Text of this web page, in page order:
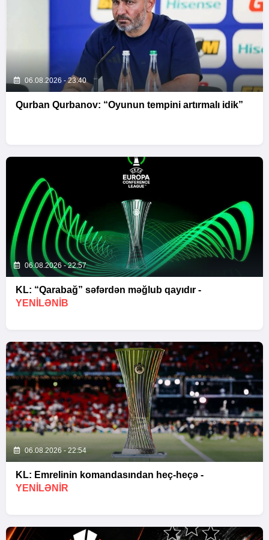
06.08.2026 - 23:40
Qurban Qurbanov: “Oyunun tempini artırmalı idik”
06.08.2026 - 22:57
KL: “Qarabağ” səfərdən məğlub qayıdır -
YENİLƏNİB
06.08.2026 - 22:54
KL: Emrelinin komandasından heç-heçə -
YENİLƏNİR